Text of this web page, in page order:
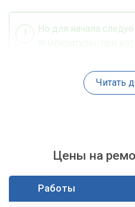
Но для начала
пользователь
самом деле может
Читать
Цены на
Работы